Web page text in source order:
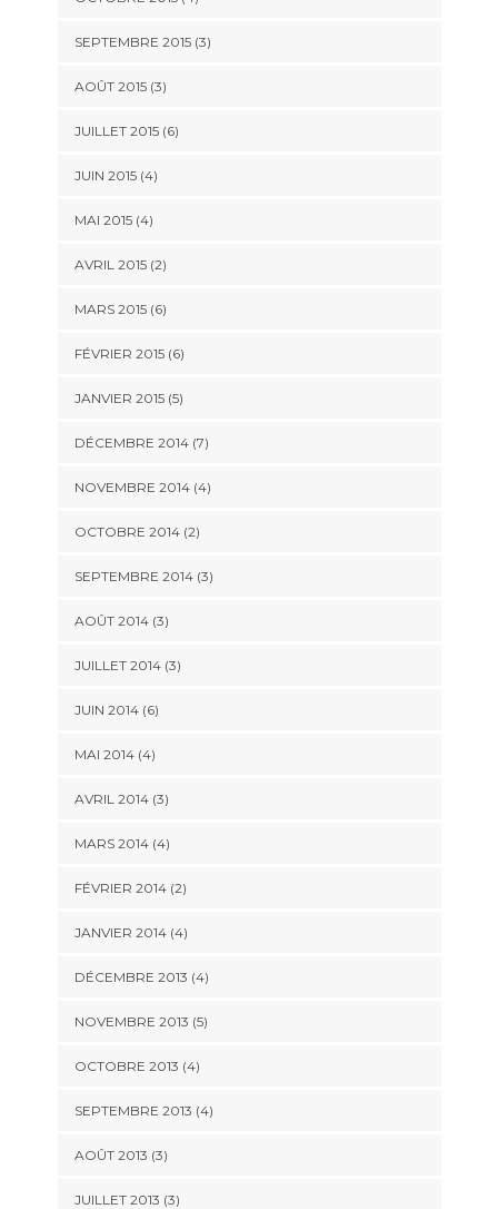
SEPTEMBRE 2015(3)
AOÛT 2015(3)
JUILLET 2015(6)
JUIN 2015(4)
MAI 2015(4)
AVRIL 2015(2)
MARS 2015(6)
FÉVRIER 2015(6)
JANVIER 2015(5)
DÉCEMBRE 2014(7)
NOVEMBRE 2014(4)
OCTOBRE 2014(2)
SEPTEMBRE 2014(3)
AOÛT 2014(3)
JUILLET 2014(3)
JUIN 2014(6)
MAI 2014(4)
AVRIL 2014(3)
MARS 2014(4)
FÉVRIER 2014(2)
JANVIER 2014(4)
DÉCEMBRE 2013 (4)
NOVEMBRE 2013 (5)
OCTOBRE 2013 (4)
SEPTEMBRE 2013 (4)
AOÛT 2013 (3)
JUILLET 2013 (3)